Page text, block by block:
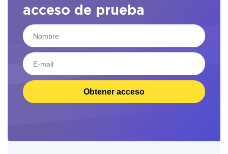
acceso de prueba
Obtener acceso